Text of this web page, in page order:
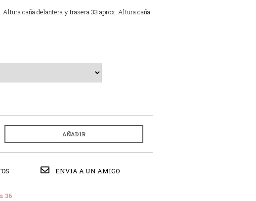
caña delantera y trasera 33 aprox. Altura caña
AÑADIR
ENVIA A UN AMIGO
36